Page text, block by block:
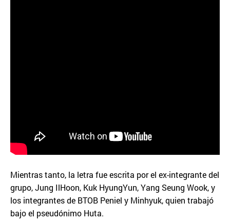
Mientras tanto, la letra fue escrita por el ex-integrante del
grupo, Jung IlHoon, Kuk HyungYun, Yang Seung Wook, y
los integrantes de BTOB Peniel y Minhyuk, quien trabajó
bajo el pseudónimo Huta.